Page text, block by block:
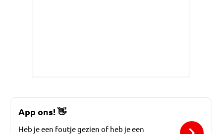
App ons!👋
Heb je een foutje gezien of heb je een